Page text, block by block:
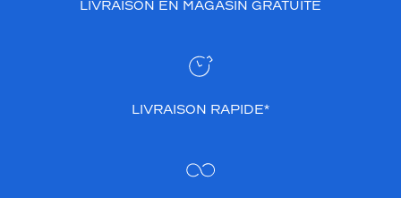
LIVRAISON EN MAGASIN GRATUITE
LIVRAISON RAPIDE*